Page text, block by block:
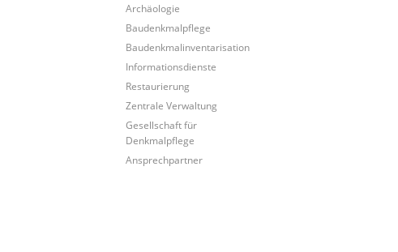
Archäologie
Baudenkmalpflege
Baudenkmalinventarisation
Informationsdienste
Restaurierung
Zentrale Verwaltung
Gesellschaft für
Denkmalpflege
Ansprechpartner